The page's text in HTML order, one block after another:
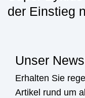
der Einstieg
Unser
Erhalten Sie
Artikel rund um